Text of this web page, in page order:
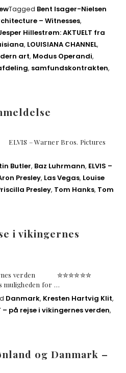
Tagged Bent Isager-Nielsen
– Witnesses,
Hillestrøm: AKTUELT fra
, LOUISIANA CHANNEL,
art, Modus Operandi,
, samfundskontrakten,
ELVIS – Warner Bros. Pictures
Butler, Baz Luhrmann, ELVIS –
Presley, Las Vegas, Louise
Presley, Tom Hanks, Tom
i vikingernes
verden ✮✮✮✮✮✮
muligheden for …
Danmark, Kresten Hartvig Klit,
– på rejse i vikingernes verden,
og Danmark –